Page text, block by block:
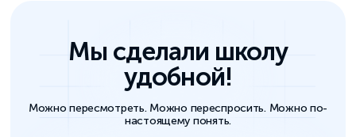
Мы сделали школу
удобной!
Можно пересмотреть. Можно переспросить. Можно по-
настоящему понять.